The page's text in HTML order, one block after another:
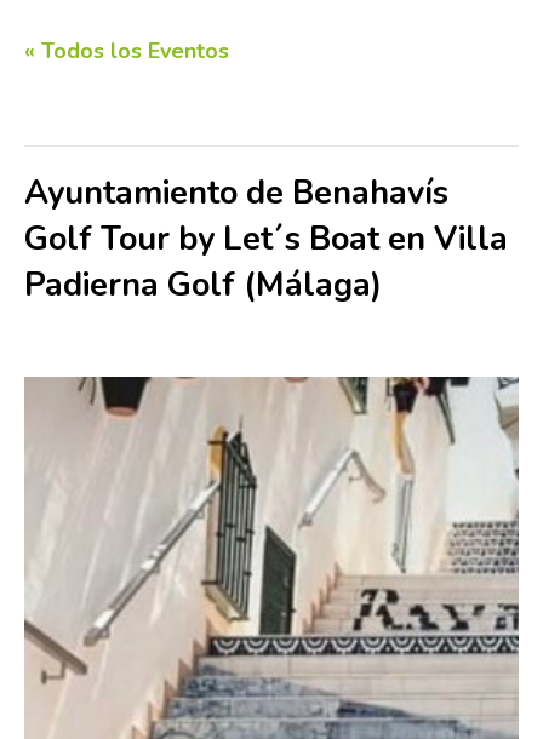
« Todos los Eventos
Ayuntamiento de Benahavís
Golf Tour by Let´s Boat en Villa
Padierna Golf (Málaga)